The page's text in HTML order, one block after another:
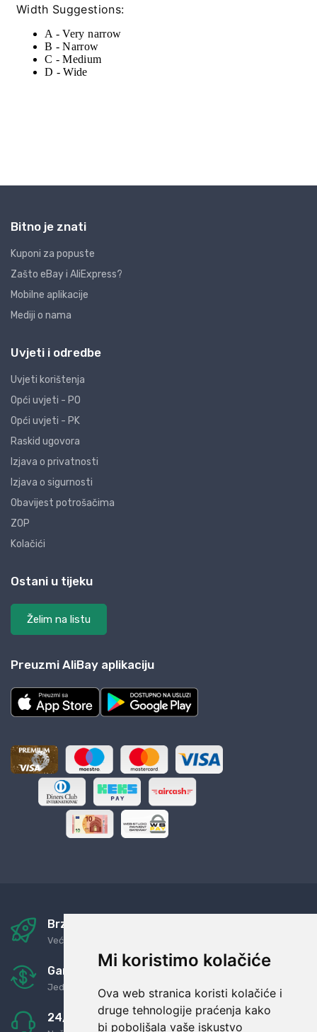
Mi koristimo kolačiće
Ova web stranica koristi kolačiće i
druge tehnologije praćenja kako
bi poboljšala vaše iskustvo
Bitno je znati
Kuponi za popuste
Zašto eBay i AliExpress?
Mobilne aplikacije
Mediji o nama
Uvjeti i odredbe
Uvjeti korištenja
Opći uvjeti - PO
Opći uvjeti - PK
Raskid ugovora
Izjava o privatnosti
Izjava o sigurnosti
Obavijest potrošačima
ZOP
Kolačići
Ostani u tijeku
Želim na listu
Preuzmi AliBay aplikaciju
Brza i sigurna dostava
Već za nekoliko dana kod vas
Garancija u povrat novaca
Jednostavno pravilo: Roba za novac
24/7 odlična podrška